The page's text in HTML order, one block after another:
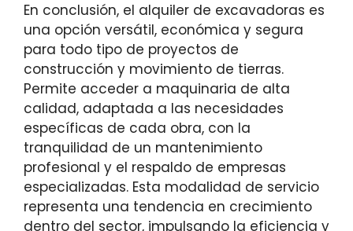
En conclusión, el alquiler de excavadoras es
una opción versátil, económica y segura
para todo tipo de proyectos de
construcción y movimiento de tierras.
Permite acceder a maquinaria de alta
calidad, adaptada a las necesidades
específicas de cada obra, con la
tranquilidad de un mantenimiento
profesional y el respaldo de empresas
especializadas. Esta modalidad de servicio
representa una tendencia en crecimiento
dentro del sector, impulsando la eficiencia y